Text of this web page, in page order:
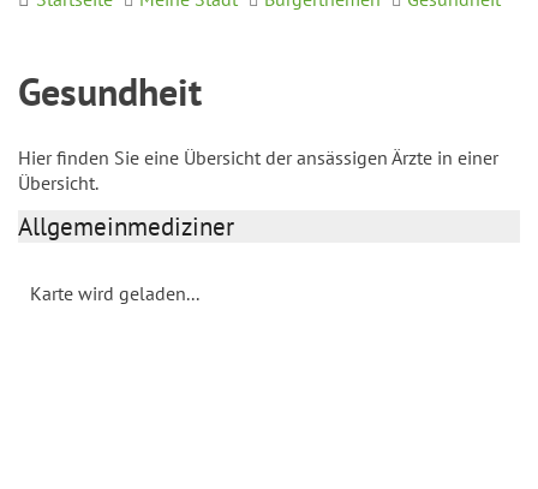
Gesundheit
Hier finden Sie eine Übersicht der ansässigen Ärzte in einer
Übersicht.
Allgemeinmediziner
Karte wird geladen...